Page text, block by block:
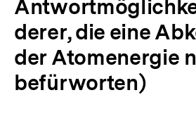
derer, die eine
der Atomenergie
befürworten)